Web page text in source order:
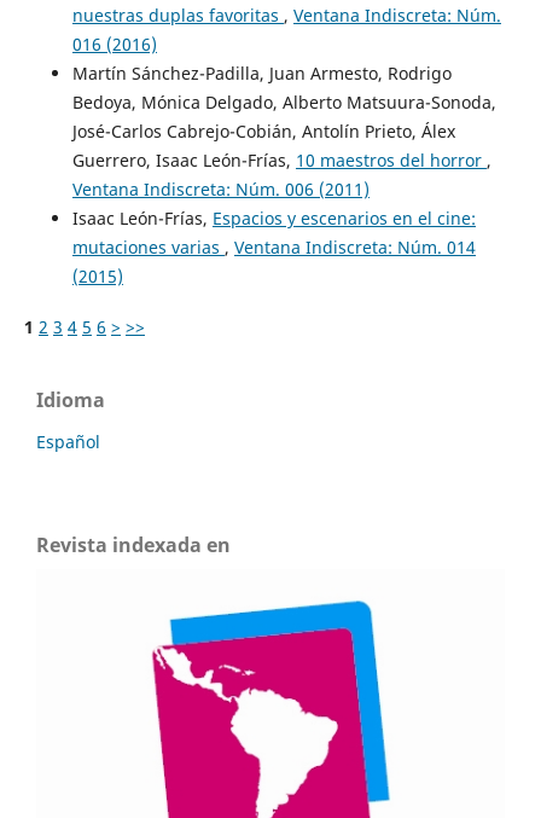
nuestras duplas favoritas , Ventana Indiscreta: Núm.
016 (2016)
Martín Sánchez-Padilla, Juan Armesto, Rodrigo
Bedoya, Mónica Delgado, Alberto Matsuura-Sonoda,
José-Carlos Cabrejo-Cobián, Antolín Prieto, Álex
Guerrero, Isaac León-Frías, 10 maestros del horror ,
Ventana Indiscreta: Núm. 006 (2011)
Isaac León-Frías, Espacios y escenarios en el cine:
mutaciones varias , Ventana Indiscreta: Núm. 014
(2015)
1 2 3 4 5 6 > >>
Idioma
Español
Revista indexada en